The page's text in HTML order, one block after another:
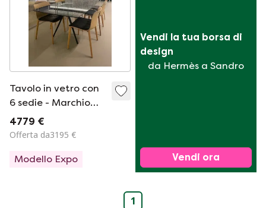
Tavolo in vetro con
6 sedie - Marchio
Arper
4779 €
Offerta da3195 €
Modello Expo
Vendi la tua borsa di
design
da Hermès a Sandro
Vendi ora
1